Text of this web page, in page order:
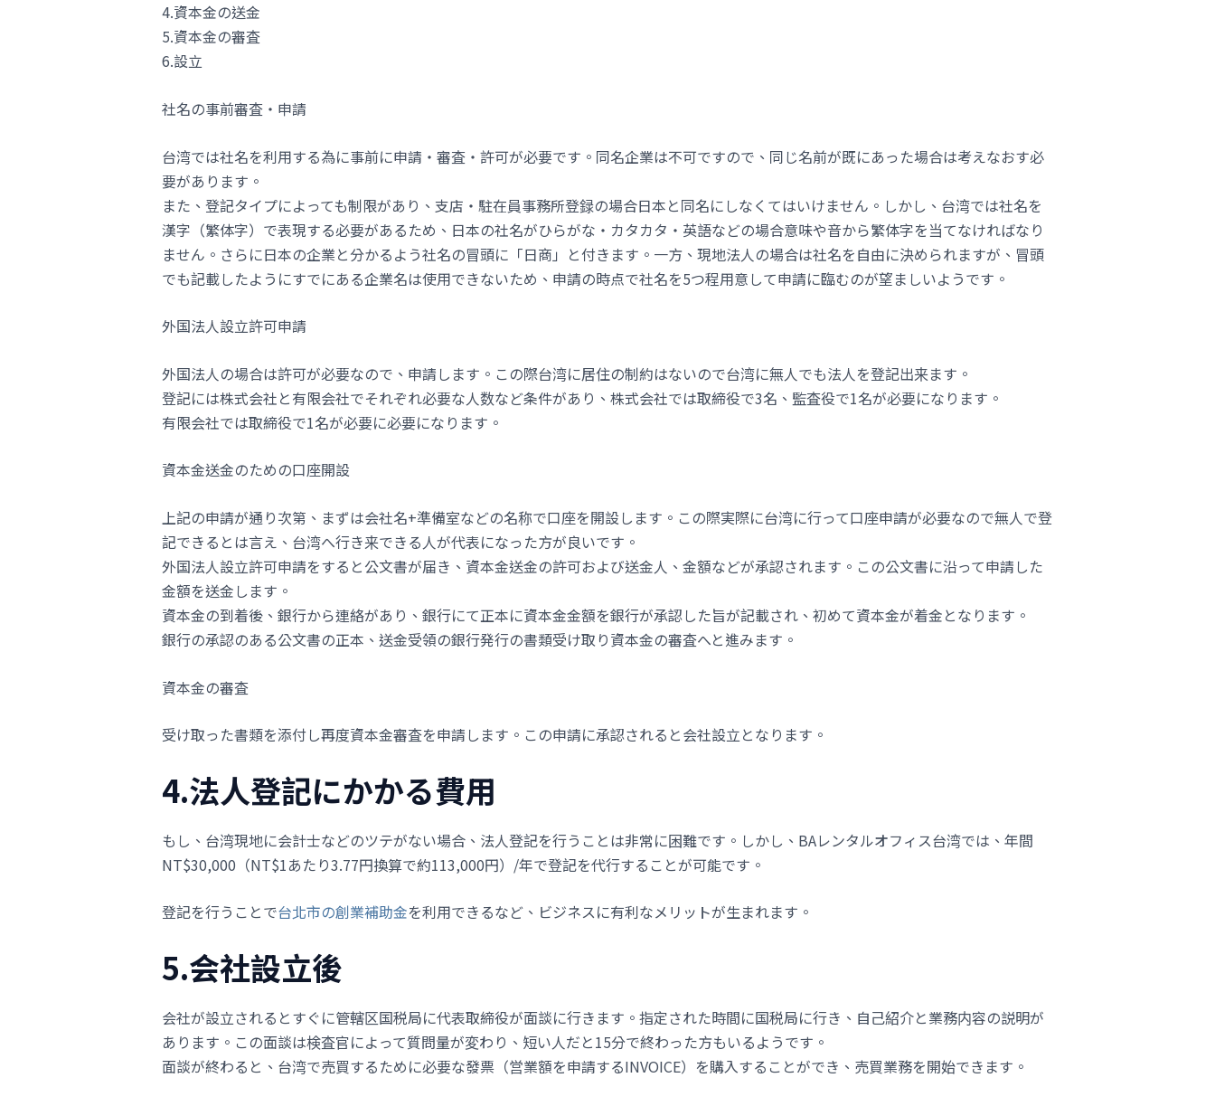
4.資本金の送金
5.資本金の審査
6.設立
社名の事前審査・申請
台湾では社名を利用する為に事前に申請・審査・許可が必要です。同名企業は不可ですので、同じ名前が既にあった場合は考えなおす必
要があります。
また、登記タイプによっても制限があり、支店・駐在員事務所登録の場合日本と同名にしなくてはいけません。しかし、台湾では社名を
漢字（繁体字）で表現する必要があるため、日本の社名がひらがな・カタカタ・英語などの場合意味や音から繁体字を当てなければなり
ません。さらに日本の企業と分かるよう社名の冒頭に「日商」と付きます。一方、現地法人の場合は社名を自由に決められますが、冒頭
でも記載したようにすでにある企業名は使用できないため、申請の時点で社名を5つ程用意して申請に臨むのが望ましいようです。
外国法人設立許可申請
外国法人の場合は許可が必要なので、申請します。この際台湾に居住の制約はないので台湾に無人でも法人を登記出来ます。
登記には株式会社と有限会社でそれぞれ必要な人数など条件があり、株式会社では取締役で3名、監査役で1名が必要になります。
有限会社では取締役で1名が必要に必要になります。
資本金送金のための口座開設
上記の申請が通り次第、まずは会社名+準備室などの名称で口座を開設します。この際実際に台湾に行って口座申請が必要なので無人で登
記できるとは言え、台湾へ行き来できる人が代表になった方が良いです。
外国法人設立許可申請をすると公文書が届き、資本金送金の許可および送金人、金額などが承認されます。この公文書に沿って申請した
金額を送金します。
資本金の到着後、銀行から連絡があり、銀行にて正本に資本金金額を銀行が承認した旨が記載され、初めて資本金が着金となります。
銀行の承認のある公文書の正本、送金受領の銀行発行の書類受け取り資本金の審査へと進みます。
資本金の審査
受け取った書類を添付し再度資本金審査を申請します。この申請に承認されると会社設立となります。
4.法人登記にかかる費用
もし、台湾現地に会計士などのツテがない場合、法人登記を行うことは非常に困難です。しかし、BAレンタルオフィス台湾では、年間
NT$30,000（NT$1あたり3.77円換算で約113,000円）/年で登記を代行することが可能です。
登記を行うことで台北市の創業補助金を利用できるなど、ビジネスに有利なメリットが生まれます。
5.会社設立後
会社が設立されるとすぐに管轄区国税局に代表取締役が面談に行きます。指定された時間に国税局に行き、自己紹介と業務内容の説明が
あります。この面談は検査官によって質問量が変わり、短い人だと15分で終わった方もいるようです。
面談が終わると、台湾で売買するために必要な發票（営業額を申請するINVOICE）を購入することができ、売買業務を開始できます。